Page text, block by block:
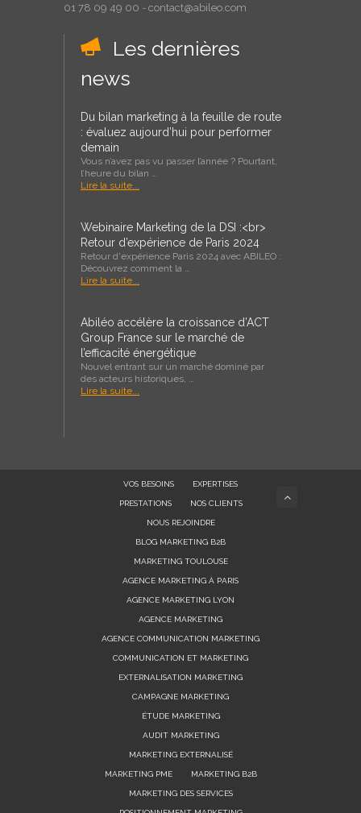
01 78 09 49 00 - contact@abileo.com
Les dernières
news
Du bilan marketing à la feuille de route
: évaluez aujourd’hui pour performer
demain
Vous n’avez pas vu passer l’année ? Pourtant,
l’heure du bilan …
Lire la suite...
Webinaire Marketing de la DSI :<br>
Retour d’expérience de Paris 2024
Retour d'expérience Paris 2024 avec ABILEO :
Découvrez comment la …
Lire la suite...
Abiléo accélère la croissance d’ACT
Group France sur le marché de
l’efficacité énergétique
Nouvel entrant sur un marché dominé par
des acteurs historiques, …
Lire la suite...
VOS BESOINS EXPERTISES
PRESTATIONS NOS CLIENTS
NOUS REJOINDRE
BLOG MARKETING B2B
MARKETING TOULOUSE
AGENCE MARKETING À PARIS
AGENCE MARKETING LYON
AGENCE MARKETING
AGENCE COMMUNICATION MARKETING
COMMUNICATION ET MARKETING
EXTERNALISATION MARKETING
CAMPAGNE MARKETING
ÉTUDE MARKETING
AUDIT MARKETING
MARKETING EXTERNALISÉ
MARKETING PME MARKETING B2B
MARKETING DES SERVICES